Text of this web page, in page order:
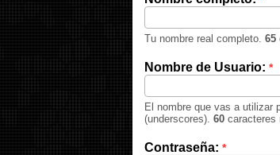
Tu nombre real completo. 65
Nombre de Usuario: *
El nombre que vas a utilizar
(underscores). 60 caracteres
Contraseña: *